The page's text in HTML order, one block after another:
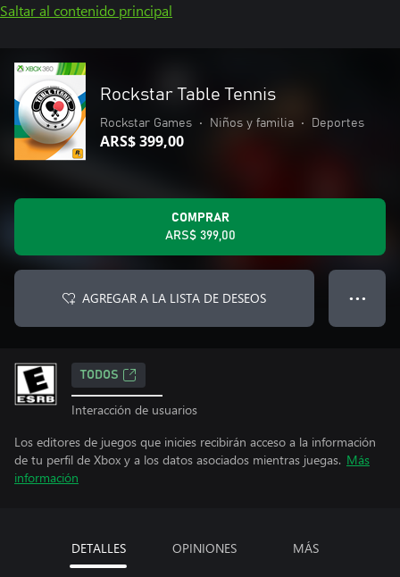
Saltar al contenido principal
Rockstar Table Tennis
Rockstar Games • Niños y familia • Deportes
ARS$ 399,00
COMPRAR
ARS$ 399,00
AGREGAR A LA LISTA DE DESEOS ● ● ●
TODOS
Interacción de usuarios
Los editores de juegos que inicies recibirán acceso a la información
de tu perfil de Xbox y a los datos asociados mientras juegas. Más
información
DETALLES OPINIONES MÁS